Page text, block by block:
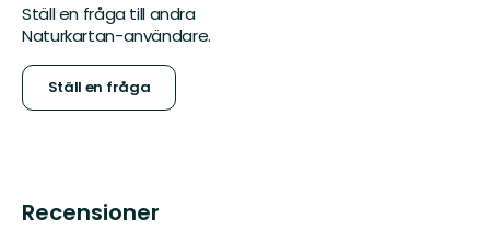
Ställ en fråga till andra
Naturkartan-användare.
Ställ en fråga
Recensioner